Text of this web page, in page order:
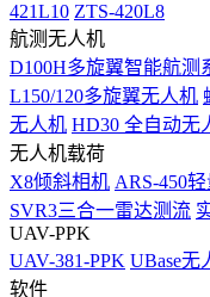
421L10 ZTS-420L8
航测无人机
D100H多旋翼智能航测
L150/120多旋翼无人机
无人机 HD30 全自动无
无人机载荷
X8倾斜相机 ARS-450
SVR3三合一雷达测流
UAV-PPK
UAV-381-PPK UBase无
软件